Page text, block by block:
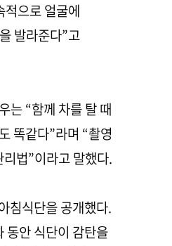
적으로 얼굴에
발라준다”고
는 “함께 차를 탈 때
똑같다”라며 “촬영
법”이라고 말했다.
침식단을 공개했다.
동안 식단이 감탄을